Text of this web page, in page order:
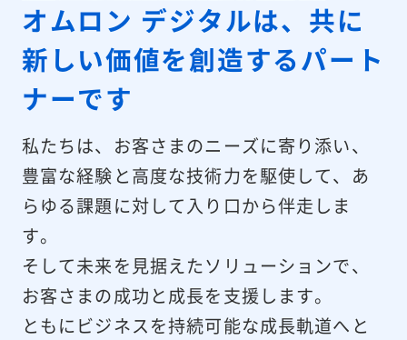
オムロン デジタルは、共に
新しい価値を創造するパート
ナーです
私たちは、お客さまのニーズに寄り添い、
豊富な経験と高度な技術力を駆使して、 あ
らゆる課題に対して入り口から伴走しま
す。
そして未来を見据えたソリューションで、
お客さまの成功と成長を支援します。
ともにビジネスを持続可能な成長軌道へと